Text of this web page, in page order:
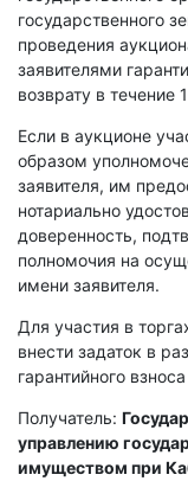
государственного
проведения
заявителями
возврату в течение
Если в аукционе
образом
заявителя, им
нотариально
доверенность,
полномочия на
имени заявителя.
Для участия в
внести задаток в
гарантийного
Получатель:
управлению
имуществом при